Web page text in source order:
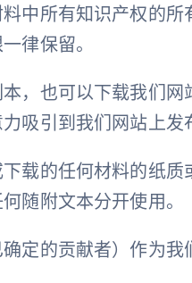
中所有知识产权的
律保留。
，也可以下载我们
吸引到我们网站上发
载的任何材料的纸质
随附文本分开使用。
定的贡献者）作为我